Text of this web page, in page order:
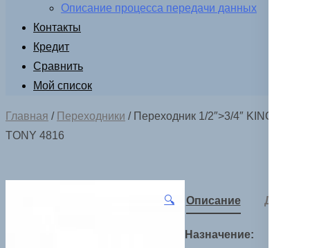
Описание процесса передачи данных
Контакты
Кредит
Сравнить
Мой список
Главная / Переходники / Переходник 1/2″>3/4″ KING
TONY 4816
🔍 Описание Детали
Назначение: